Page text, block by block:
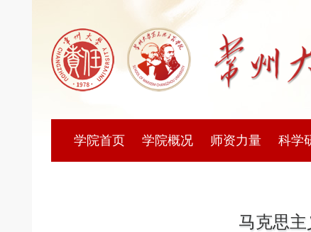
学院首页 学院概况 师资力量 科学
马克思